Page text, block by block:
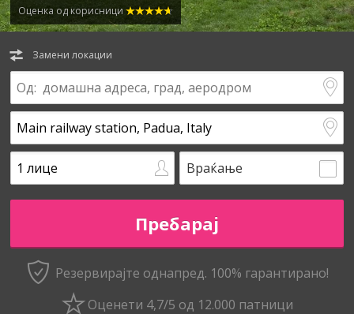
Оценка од корисници
Замени локации
Враќање
Резервирајте однапред. 100% гарантирано!
Оценети 4,7/5 од 12.000 патници